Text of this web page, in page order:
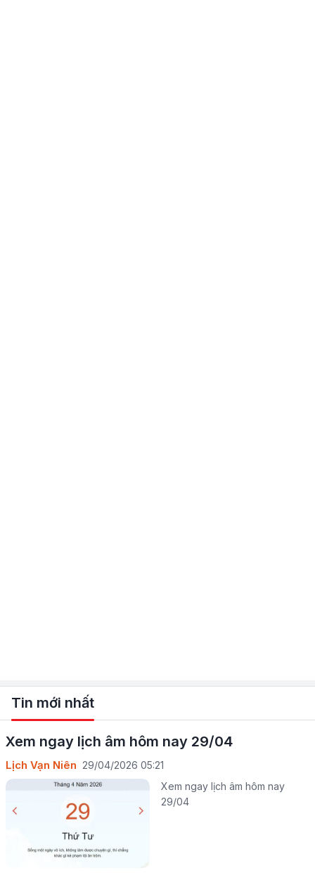
Tin mới nhất
Xem ngay lịch âm hôm nay 29/04
Lịch Vạn Niên 29/04/2026 05:21
Xem ngay lịch âm hôm nay
29/04